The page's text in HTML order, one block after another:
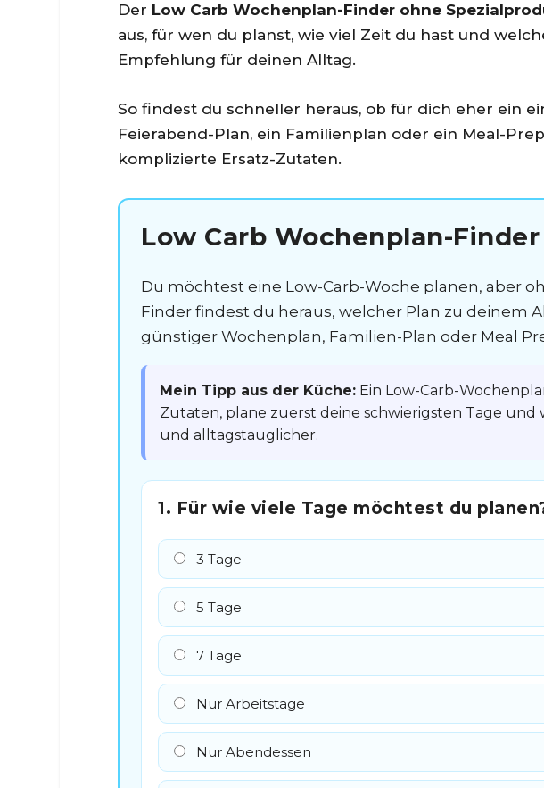
Der Low Carb Wochenplan-Finder ohne
aus, für wen du planst, wie viel Zeit du hast und
Empfehlung für deinen Alltag.
So findest du schneller heraus, ob für dich eher ein
Feierabend-Plan, ein Familienplan oder ein Meal-
komplizierte Ersatz-Zutaten.
Low Carb Wochenplan-
Du möchtest eine Low-Carb-Woche planen, aber
Finder findest du heraus, welcher Plan zu deinem
günstiger Wochenplan, Familien-Plan oder Meal
Mein Tipp aus der Küche: Ein Low-Carb-
Zutaten, plane zuerst deine schwierigsten Tage
und alltagstauglicher.
1. Für wie viele Tage möchtest du
3 Tage
5 Tage
7 Tage
Nur Arbeitstage
Nur Abendessen